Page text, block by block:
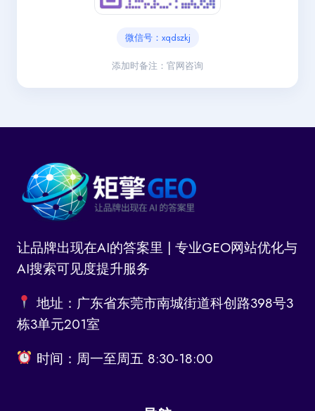
微信号：xqdszkj
添加时备注：官网咨询
让品牌出现在AI的答案里 | 专业GEO网站优化与
AI搜索可见度提升服务
地址：广东省东莞市南城街道科创路398号3
栋3单元201室
时间：周一至周五 8:30-18:00